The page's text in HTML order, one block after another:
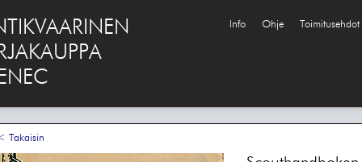
Info Ohje Toimitusehdot
Takaisin